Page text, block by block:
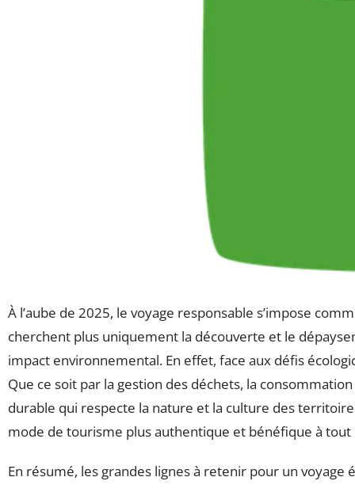
À l’aube de 2025, le voyage responsable s’impose
cherchent plus uniquement la découverte et le
impact environnemental. En effet, face aux défis
Que ce soit par la gestion des déchets, la
durable qui respecte la nature et la culture des
mode de tourisme plus authentique et bénéfique à tout
En résumé, les grandes lignes à retenir pour un voyage